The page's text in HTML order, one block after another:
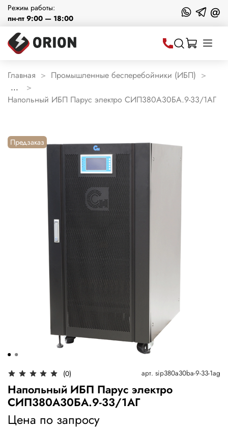
Режим работы:
пн-пт 9:00 — 18:00
@
Главная
Промышленные бесперебойники (ИБП)
...
Напольный ИБП Парус электро СИП380А30БА.9-33/1АГ
Предзаказ
(0) арт. sip380a30ba-9-33-1ag
Напольный ИБП Парус электро
СИП380А30БА.9-33/1АГ
Цена по запросу